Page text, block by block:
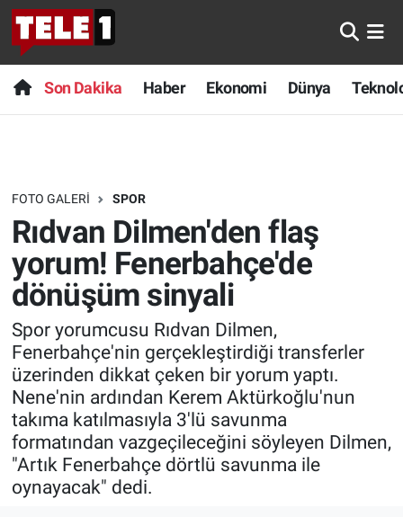
Son Dakika Haber Ekonomi Dünya
FOTO GALERI SPOR
Rıdvan Dilmen'den flaş
yorum! Fenerbahçe'de
dönüşüm sinyali
Spor yorumcusu Rıdvan Dilmen,
Fenerbahçe'nin gerçekleştirdiği transferler
üzerinden dikkat çeken bir yorum yaptı.
Nene'nin ardından Kerem Aktürkoğlu'nun
takıma katılmasıyla 3'lü savunma
formatından vazgeçileceğini söyleyen Dilmen,
"Artık Fenerbahçe dörtlü savunma ile
oynayacak" dedi.
Anında Manşet
Başka Sohbetler
Bilim turu
Bilim ve Teknoloji Evreni
Doğa Konuşuyor
Dünya
Ege Saati
Ege'den Esintiler
Eğitim
Son Dakika
Haber
Dünya
Teknoloji
Sağlık
Spor
Yayın Akışı
İletişim
Nöbetçi Eczaneler
Hava Durumu
Trafik Durumu
Süper Lig Puan Durumu ve Fikstür
Tüm Manşetler
Son Dakika Haberleri
Haber Arşivi